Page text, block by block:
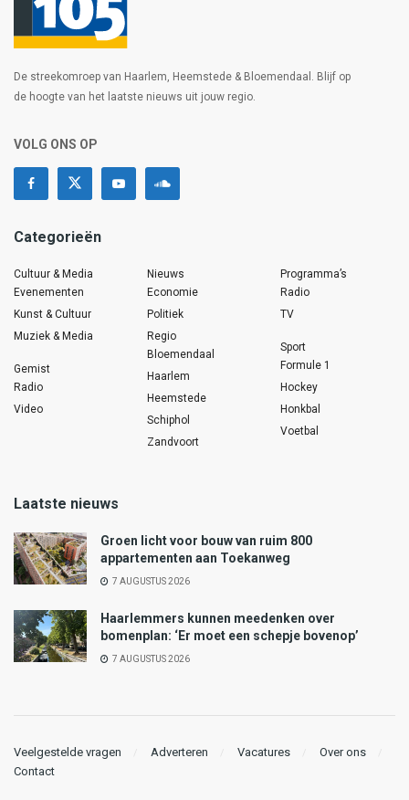
De streekomroep van Haarlem, Heemstede & Bloemendaal. Blijf op
de hoogte van het laatste nieuws uit jouw regio.
VOLG ONS OP
Categorieën
Cultuur & Media
Evenementen
Kunst & Cultuur
Muziek & Media
Gemist
Radio
Video
Nieuws
Economie
Politiek
Regio
Bloemendaal
Haarlem
Heemstede
Schiphol
Zandvoort
Programma’s
Radio
TV
Sport
Formule 1
Hockey
Honkbal
Voetbal
Laatste nieuws
Groen licht voor bouw van ruim 800
appartementen aan Toekanweg
7 AUGUSTUS 2026
Haarlemmers kunnen meedenken over
bomenplan: ‘Er moet een schepje bovenop’
7 AUGUSTUS 2026
Veelgestelde vragen Adverteren Vacatures
Over ons
Contact